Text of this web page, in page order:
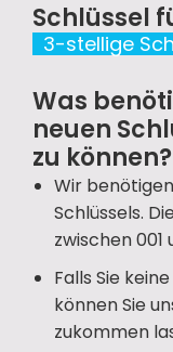
Schlüssel
3-stellige
Was
neuen
zu können?
Wir
Schlüssels.
zwischen 001
Falls Sie
können Sie
zukommen